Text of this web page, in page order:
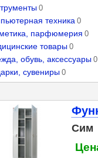
0
техника 0
парфюмерия 0
товары0
обувь, аксессуары 0
сувениры 0
Сим